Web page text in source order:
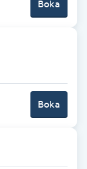
Boka
Boka